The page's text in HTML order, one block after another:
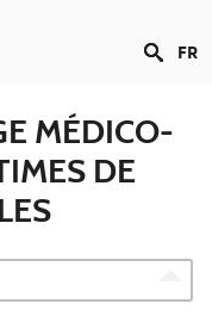
FR
MÉDICO-
DE